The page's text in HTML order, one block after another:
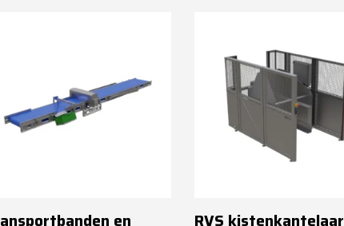
en RVS kistenkantelaar